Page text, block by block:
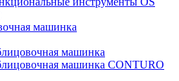
машинка
машинка
машинка CONTURO